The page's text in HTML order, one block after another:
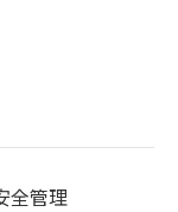
全管理